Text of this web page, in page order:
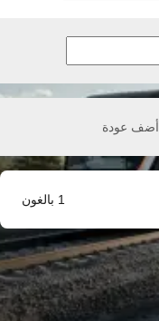
أضف عودة
1 بالغون